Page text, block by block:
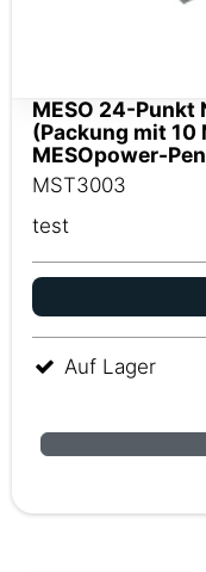
MESO 24-Punkt
(Packung mit 10
MESOpower-
MST3003
test
Auf Lager